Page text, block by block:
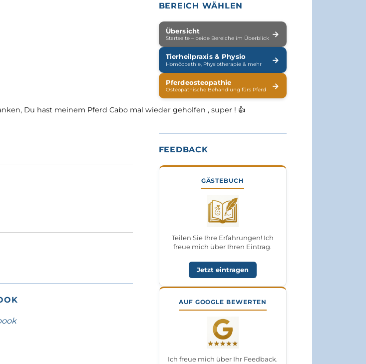
Du hast meinem Pferd Cabo mal wieder geholfen , super ! 👍
BEREICH WÄHLEN
Übersicht
Startseite – beide Bereiche im Überblick →
Tierheilpraxis & Physio
Homöopathie, Physiotherapie & mehr →
Pferdeosteopathie
Osteopathische Behandlung fürs Pferd →
FEEDBACK
GÄSTEBUCH
Teilen Sie Ihre Erfahrungen! Ich
freue mich über Ihren Eintrag.
Jetzt eintragen
AUF GOOGLE BEWERTEN
Ich freue mich über Ihr Feedback.